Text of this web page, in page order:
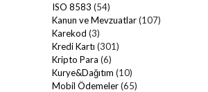
ISO 8583 (54)
Kanun ve Mevzuatlar(107)
Karekod (3)
Kredi Kartı (301)
Kripto Para (6)
Kurye&Dağıtım (10)
Mobil Ödemeler(65)